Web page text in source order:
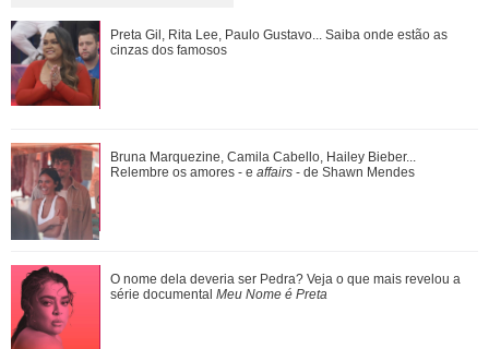
Preta Gil, Rita Lee, Paulo Gustavo... Saiba onde estão as
cinzas dos famosos
Agrado e Eduarda são prejudicadas pela proximidade com
João Raul. Saiba o que vai acontece...
Fernanda Torres cantando, Kaká tentando dar estrela...
Relembre os micos que famosos já pag...
Preta Gil, Rita Lee, Paulo Gustavo... Saiba onde estão as
cinzas dos famosos
Bruna Marquezine, Camila Cabello, Hailey Bieber...
Relembre os amores - e affairs - de Shawn Mendes
O nome dela deveria ser Pedra? Veja o que mais revelou a
série documental Meu Nome é Preta